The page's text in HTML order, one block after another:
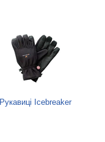
Рукавиці Icebreaker